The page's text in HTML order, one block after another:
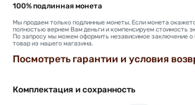
100% подлинная монета
Мы продаем только подлинные монеты. Если монета
полностью вернем Вам деньги и компенсируем стоимость
По запросу мы можем оформить независимое заключение о
товар из нашего магазина.
Посмотреть гарантии и условия
Комплектация и сохранность